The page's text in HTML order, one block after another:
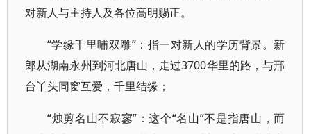
对新人与主持人及各位高明赐正。
“学缘千里哺双雕”：指一对新人的学历背景。新
郎从湖南永州到河北唐山，走过3700华里的路，与邢
台丫头同窗互爱，千里结缘；
“烛剪名山不寂寥”：这个“名山”不是指唐山，而